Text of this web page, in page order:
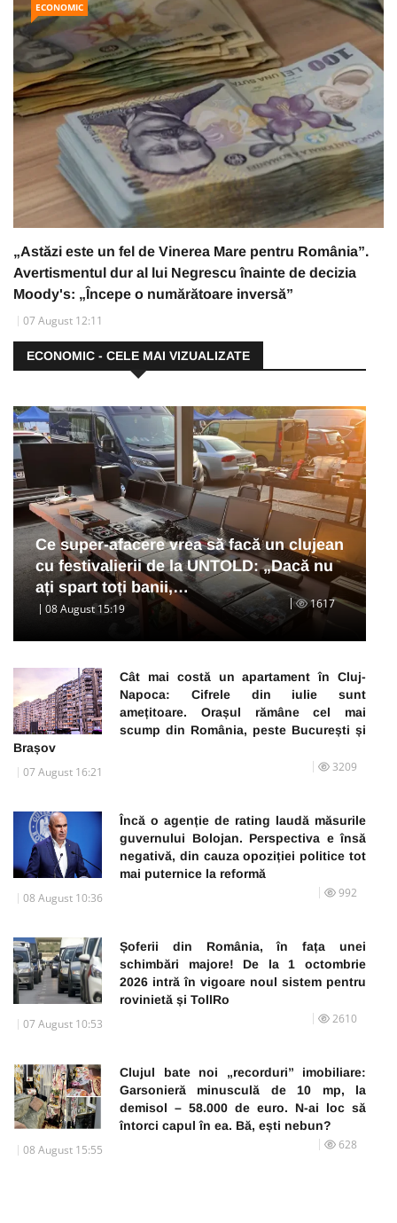
ECONOMIC
„Astăzi este un fel de Vinerea Mare pentru România”.
Avertismentul dur al lui Negrescu înainte de decizia
Moody's: „Începe o numărătoare inversă”
07 August 12:11
ECONOMIC - CELE MAI VIZUALIZATE
Ce super-afacere vrea să facă un clujean
cu festivalierii de la UNTOLD: „Dacă nu
ați spart toți banii,…
08 August 15:19 1617
Cât mai costă un apartament în Cluj-
Napoca: Cifrele din iulie sunt
amețitoare. Orașul rămâne cel mai
scump din România, peste București și
Brașov
07 August 16:21 3209
Încă o agenție de rating laudă măsurile
guvernului Bolojan. Perspectiva e însă
negativă, din cauza opoziției politice tot
mai puternice la reformă
08 August 10:36 992
Șoferii din România, în fața unei
schimbări majore! De la 1 octombrie
2026 intră în vigoare noul sistem pentru
rovinietă și TollRo
07 August 10:53 2610
Clujul bate noi „recorduri” imobiliare:
Garsonieră minusculă de 10 mp, la
demisol – 58.000 de euro. N-ai loc să
întorci capul în ea. Bă, ești nebun?
08 August 15:55 628